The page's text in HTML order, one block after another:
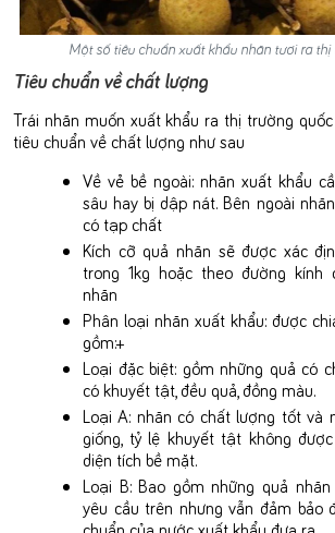
Một số tiêu chuẩn xuất khẩu nhãn tươi ra thị
Tiêu chuẩn về chất lượng
Trái nhãn muốn xuất khẩu ra thị trường
tiêu chuẩn về chất lượng như sau
Về vẻ bề ngoài: nhãn xuất khẩu
sâu hay bị dập nát. Bên ngoài
có tạp chất
Kích cỡ quả nhãn sẽ được xác
trong 1kg hoặc theo đường kính
nhãn
Phân loại nhãn xuất khẩu: được
gồm:+
Loại đặc biệt: gồm những quả có
có khuyết tật, đều quả, đồng màu.
Loại A: nhãn có chất lượng tốt và
giống, tỷ lệ khuyết tật không
diện tích bề mặt.
Loại B: Bao gồm những quả
yêu cầu trên nhưng vẫn đảm bảo